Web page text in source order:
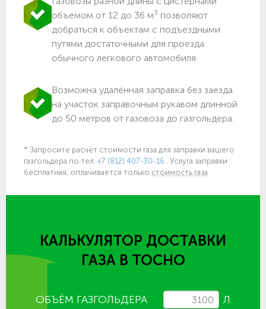
объемом от 12 до 36 м3 позволяют
добраться к объектам c подъездными
путями достаточными для проезда
обычного легкового автомобиля.
Возможна удалённая заправка без заезда
на участок заправочным рукавом длинной
до 50 метров от газовоза до газгольдера.
* Запросите расчёт стоимости газа для заправки вашего
газгольдера по тел. +7 (812) 407-30-16 . Услуга заправки
бесплатная, оплачивается только стоимость газа
КАЛЬКУЛЯТОР ДОСТАВКИ
ГАЗА В ТОСНО
ОБЪЁМ ГАЗГОЛЬДЕРА Л